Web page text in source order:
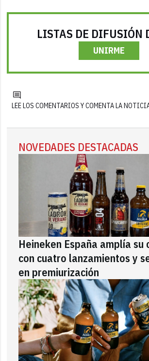
LISTAS DE DIFUSIÓN
UNIRME
LEE LOS COMENTARIOS Y COMENTA LA
NOVEDADES DESTACADAS
Heineken España amplía su
con cuatro lanzamientos y
en premiurización